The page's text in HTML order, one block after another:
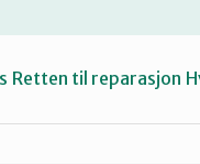
Retten til reparasjon